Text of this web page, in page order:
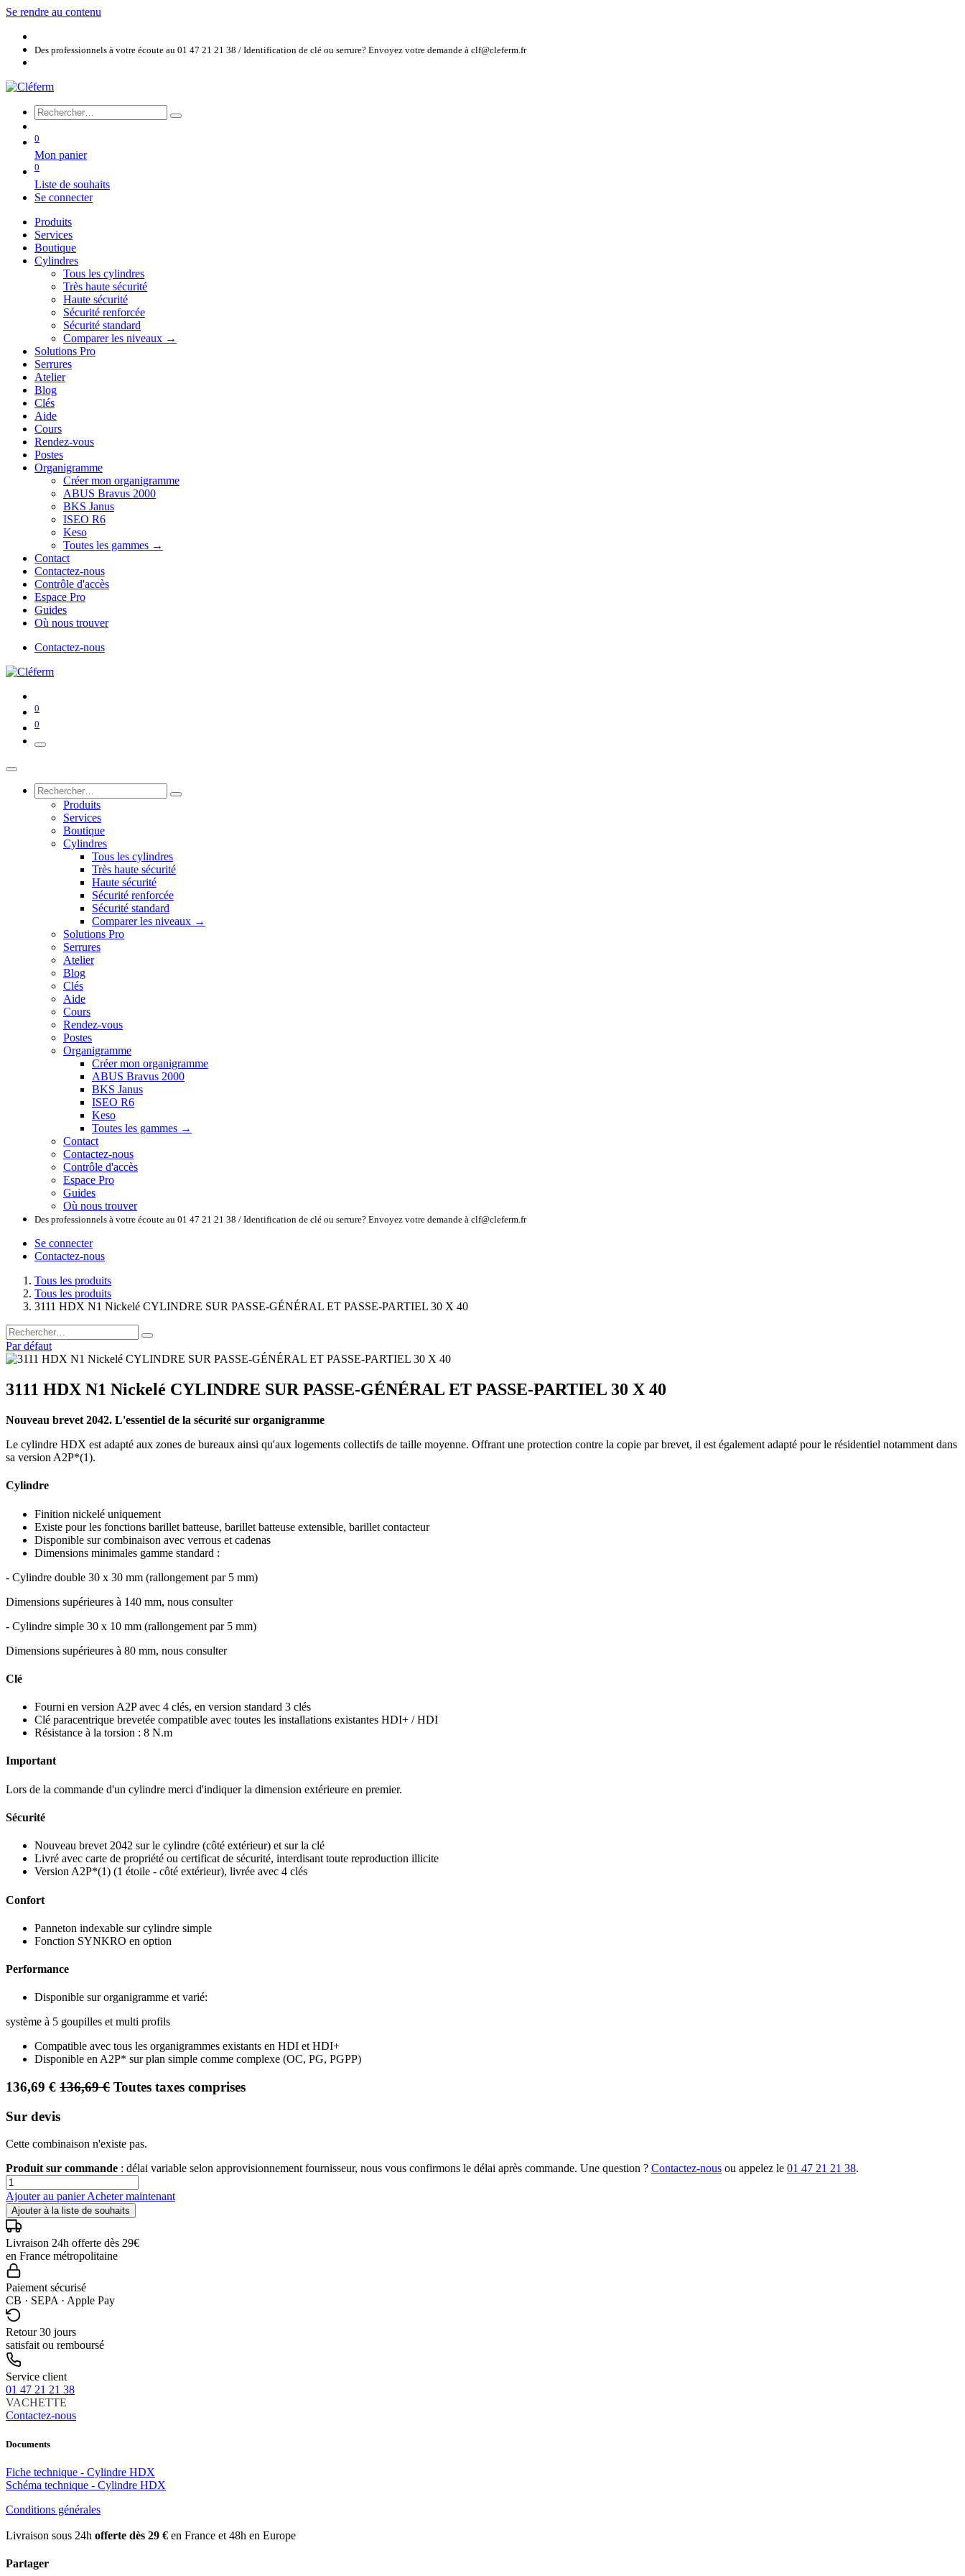
Se rendre au contenu
Des professionnels à votre écoute au 01 47 21 21 38 / Identification de clé ou serrure? Envoyez votre demande à clf@cleferm.fr
0
Mon panier
0
Liste de souhaits
Se connecter
Produits
Services
Boutique
Cylindres
Tous les cylindres
Très haute sécurité
Haute sécurité
Sécurité renforcée
Sécurité standard
Comparer les niveaux →
Solutions Pro
Serrures
Atelier
Blog
Clés
Aide
Cours
Rendez-vous
Postes
Organigramme
Créer mon organigramme
ABUS Bravus 2000
BKS Janus
ISEO R6
Keso
Toutes les gammes →
Contact
Contactez-nous
Contrôle d'accès
Espace Pro
Guides
Où nous trouver
Contactez-nous
0
0
Produits
Services
Boutique
Cylindres
Tous les cylindres
Très haute sécurité
Haute sécurité
Sécurité renforcée
Sécurité standard
Comparer les niveaux →
Solutions Pro
Serrures
Atelier
Blog
Clés
Aide
Cours
Rendez-vous
Postes
Organigramme
Créer mon organigramme
ABUS Bravus 2000
BKS Janus
ISEO R6
Keso
Toutes les gammes →
Contact
Contactez-nous
Contrôle d'accès
Espace Pro
Guides
Où nous trouver
Des professionnels à votre écoute au 01 47 21 21 38 / Identification de clé ou serrure? Envoyez votre demande à clf@cleferm.fr
Se connecter
Contactez-nous
Tous les produits
Tous les produits
3111 HDX N1 Nickelé CYLINDRE SUR PASSE-GÉNÉRAL ET PASSE-PARTIEL 30 X 40
Par défaut
3111 HDX N1 Nickelé CYLINDRE SUR PASSE-GÉNÉRAL ET PASSE-PARTIEL 30 X 40
Nouveau brevet 2042. L'essentiel de la sécurité sur organigramme
Le cylindre HDX est adapté aux zones de bureaux ainsi qu'aux logements collectifs de taille moyenne. Offrant une protection contre la copie par brevet, il est également adapté pour le résidentiel notamment dans
sa version A2P*(1).
Cylindre
Finition nickelé uniquement
Existe pour les fonctions barillet batteuse, barillet batteuse extensible, barillet contacteur
Disponible sur combinaison avec verrous et cadenas
Dimensions minimales gamme standard :
- Cylindre double 30 x 30 mm (rallongement par 5 mm)
Dimensions supérieures à 140 mm, nous consulter
- Cylindre simple 30 x 10 mm (rallongement par 5 mm)
Dimensions supérieures à 80 mm, nous consulter
Clé
Fourni en version A2P avec 4 clés, en version standard 3 clés
Clé paracentrique brevetée compatible avec toutes les installations existantes HDI+ / HDI
Résistance à la torsion : 8 N.m
Important
Lors de la commande d'un cylindre merci d'indiquer la dimension extérieure en premier.
Sécurité
Nouveau brevet 2042 sur le cylindre (côté extérieur) et sur la clé
Livré avec carte de propriété ou certificat de sécurité, interdisant toute reproduction illicite
Version A2P*(1) (1 étoile - côté extérieur), livrée avec 4 clés
Confort
Panneton indexable sur cylindre simple
Fonction SYNKRO en option
Performance
Disponible sur organigramme et varié:
système à 5 goupilles et multi profils
Compatible avec tous les organigrammes existants en HDI et HDI+
Disponible en A2P* sur plan simple comme complexe (OC, PG, PGPP)
136,69 € 136,69€ Toutes taxes comprises
Sur devis
Cette combinaison n'existe pas.
Produit sur commande : délai variable selon approvisionnement fournisseur, nous vous confirmons le délai après commande. Une question ? Contactez-nous ou appelez le 01 47 21 21 38.
Ajouter au panierAcheter maintenant
Ajouter à la liste de souhaits
Livraison 24h offerte dès 29€
en France métropolitaine
Paiement sécurisé
CB · SEPA · Apple Pay
Retour 30 jours
satisfait ou remboursé
Service client
01 47 21 21 38
VACHETTE
Contactez-nous
Documents
Fiche technique - Cylindre HDX
Schéma technique - Cylindre HDX
Conditions générales
Livraison sous 24h offerte dès 29 € en France et 48h en Europe
Partager